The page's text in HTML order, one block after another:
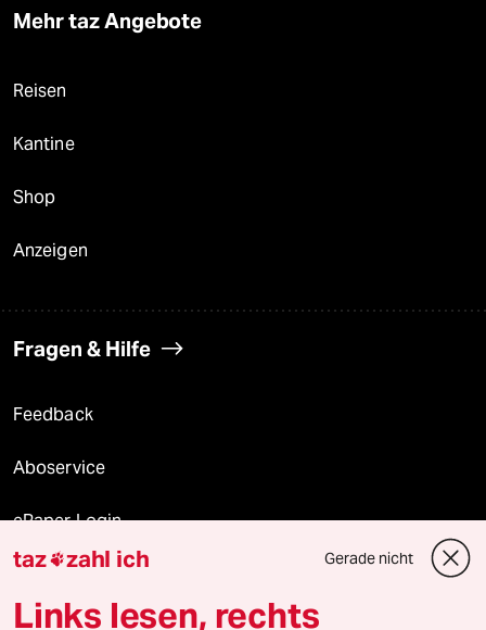
Mehr taz Angebote
Reisen
Kantine
Shop
Anzeigen
Fragen & Hilfe
Feedback
Aboservice
ePaper Login
Downloads für Abonnierende
taz zahl ich Gerade nicht
Links lesen, rechts